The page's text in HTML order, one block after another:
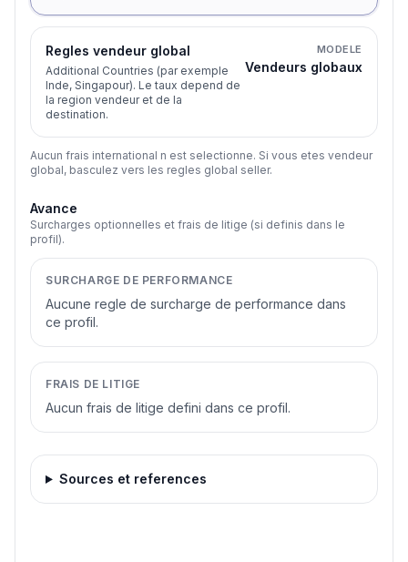
Regles vendeur global
Additional Countries (par exemple
Inde, Singapour). Le taux depend de
la region vendeur et de la
destination.
MODELE
Vendeurs globaux
Aucun frais international n est selectionne. Si vous etes vendeur
global, basculez vers les regles global seller.
Avance
Surcharges optionnelles et frais de litige (si definis dans le
profil).
SURCHARGE DE PERFORMANCE
Aucune regle de surcharge de performance dans
ce profil.
FRAIS DE LITIGE
Aucun frais de litige defini dans ce profil.
Sources et references